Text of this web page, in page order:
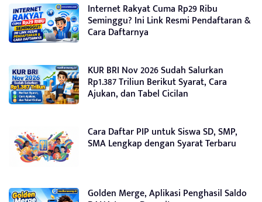
Internet Rakyat Cuma Rp29 Ribu
Seminggu? Ini Link Resmi Pendaftaran &
Cara Daftarnya
KUR BRI Nov 2026 Sudah Salurkan
Rp1.387 Triliun Berikut Syarat, Cara
Ajukan, dan Tabel Cicilan
Cara Daftar PIP untuk Siswa SD, SMP,
SMA Lengkap dengan Syarat Terbaru
Golden Merge, Aplikasi Penghasil Saldo